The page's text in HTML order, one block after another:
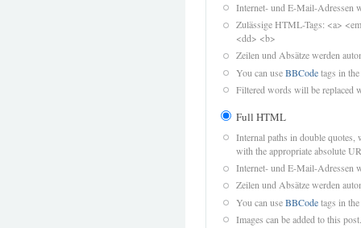
Internet- und E-Mail-Adressen
Zulässige HTML-Tags: <a>
<dd> <b>
Zeilen und Absätze werden
You can useBBCodetags in
Filtered words will be replaced
Full HTML
Internal paths in double quotes,
with the appropriate absolute
Internet- und E-Mail-Adressen
Zeilen und Absätze werden
You can useBBCodetags in
Images can be added to this post.